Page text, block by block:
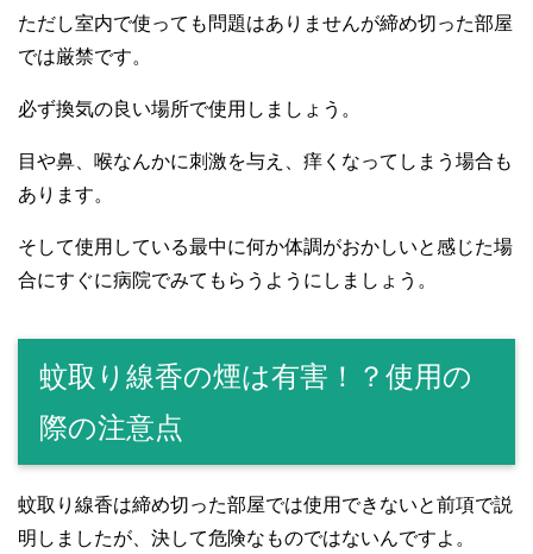
ただし室内で使っても問題はありませんが締め切った部屋
では厳禁です。
必ず換気の良い場所で使用しましょう。
目や鼻、喉なんかに刺激を与え、痒くなってしまう場合も
あります。
そして使用している最中に何か体調がおかしいと感じた場
合にすぐに病院でみてもらうようにしましょう。
蚊取り線香の煙は有害！？使用の
際の注意点
蚊取り線香は締め切った部屋では使用できないと前項で説
明しましたが、決して危険なものではないんですよ。